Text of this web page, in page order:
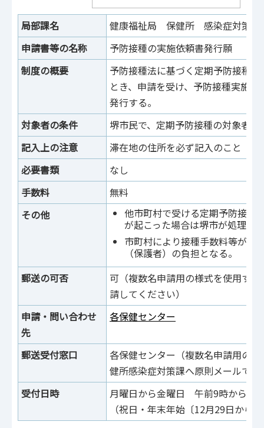
局部課名
健康福祉局 保健所 感染症対策課
申請書等の名称
予防接種の実施依頼書発行願
制度の概要
予防接種法に基づく定期予防接種
とき、申請を受け、予防接種実施
発行する。
対象者の条件
堺市民で、定期予防接種の対象者
記入上の注意
滞在地の住所を必ず記入のこと
必要書類
なし
手数料
無料
その他
他市町村で受ける定期予防接種
が起こった場合は堺市が処理す
市町村により接種手数料等が必
（保護者）の負担となる。
郵送の可否
可（複数名申請用の様式を使用す
請してください）
申請・問い合わせ
先
各保健センター
郵送受付窓口
各保健センター（複数名申請用の
健所感染症対策課へ原則メールで
受付日時
月曜日から金曜日 午前9時から午
（祝日・年末年始〔12月29日から